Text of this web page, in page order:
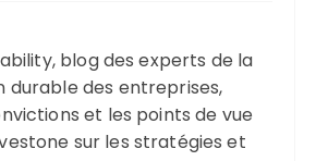
blog des experts de la
des entreprises,
et les points de vue
sur les stratégies et